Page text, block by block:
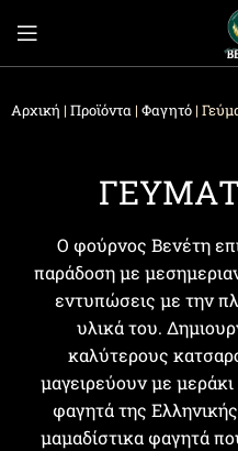
Αρχική | Προϊόντα | Φαγητό |
Ο φούρνος Βενέτη
παράδοση με
εντυπώσεις με την
υλικά του.
καλύτερους
μαγειρεύουν με
φαγητά της
μαμαδίστικα φαγητά